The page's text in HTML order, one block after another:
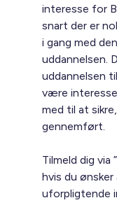
interesse for
snart der er
i gang med
uddannelsen.
uddannelsen
være
med til at
gennemført.
Tilmeld dig via
hvis du
uforpligtende